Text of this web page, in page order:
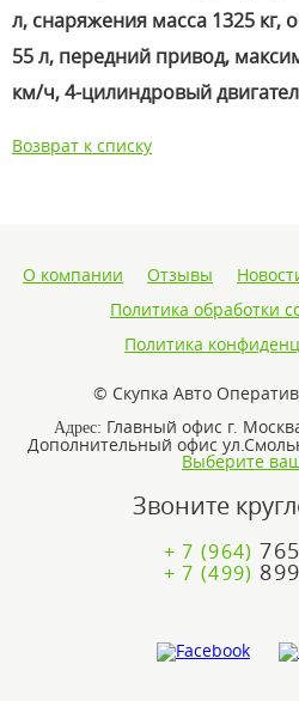
л, снаряжения масса 1325 кг,
55 л, передний привод,
км/ч, 4-цилиндровый
Возврат к списку
О компании Отзывы
Политика обработки
Политика
© Скупка Авто
Адрес: Главный офис г.
Дополнительный офис
Выберите
Звоните
+ 7 (964)
+ 7 (499)